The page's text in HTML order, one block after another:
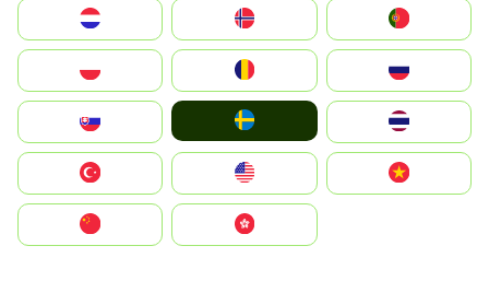
United States
中國香港特別行政區